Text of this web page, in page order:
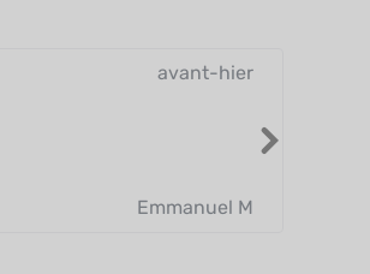
avant-hier
Emmanuel M